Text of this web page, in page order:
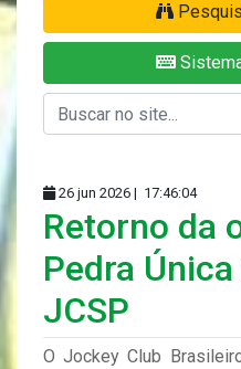
26 jun 2026 | 17:46:04
Retorno da
Pedra
JCSP
O Jockey Club